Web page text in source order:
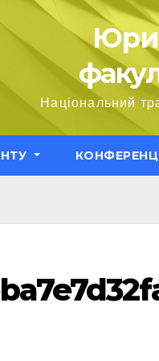
Національний